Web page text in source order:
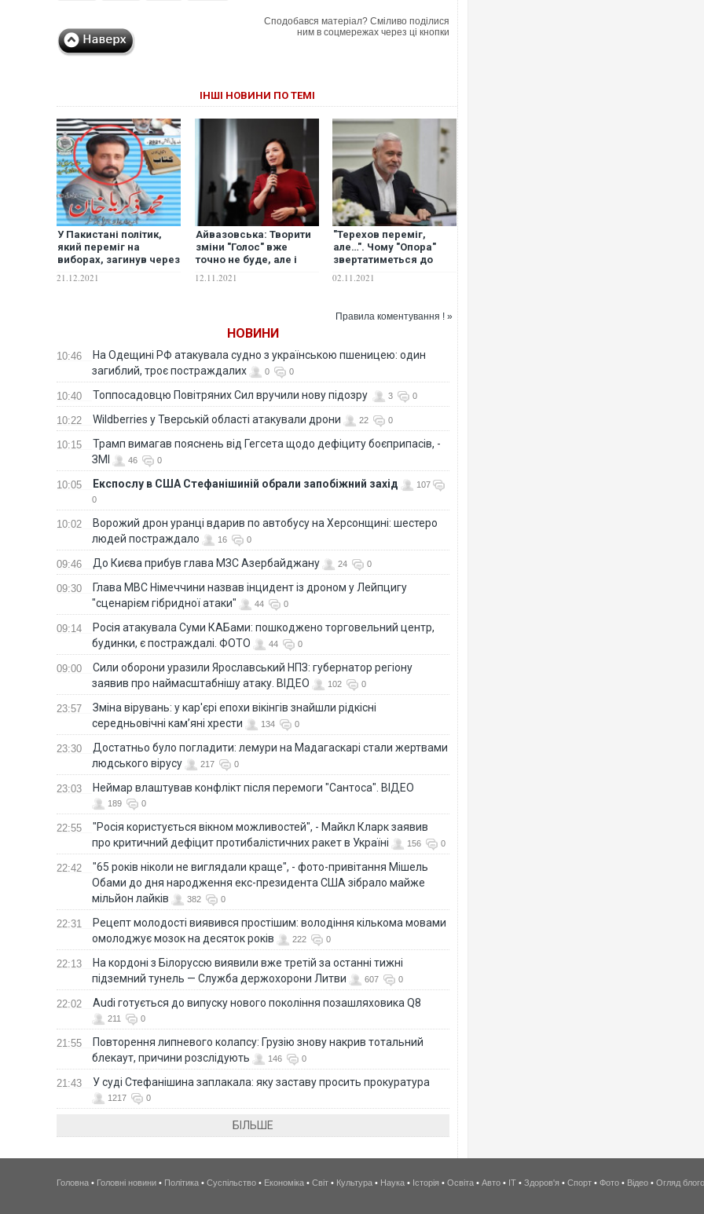
Сподобався матеріал? Сміливо поділися
ним в соцмережах через ці кнопки
ІНШІ НОВИНИ ПО ТЕМІ
У Пакистані політик,
який переміг на
виборах, загинув через
його честь
21.12.2021
Айвазовська: Творити
зміни "Голос" вже
точно не буде, але і
би їм не радила
12.11.2021
"Терехов переміг,
але…". Чому "Опора"
звертатиметься до
Харкові
02.11.2021
Правила коментування ! »
НОВИНИ
10:46
На Одещині РФ атакувала судно з українською пшеницею: один
загиблий, троє постраждалих
0 0
10:40 Топпосадовцю Повітряних Сил вручили нову підозру 3 0
10:22 Wildberries у Тверській області атакували дрони 22 0
10:15
Трамп вимагав пояснень від Гегсета щодо дефіциту боєприпасів, -
ЗМІ
46 0
10:05 Експослу в США Стефанішиній обрали запобіжний захід
107
0
10:02
Ворожий дрон уранці вдарив по автобусу на Херсонщині: шестеро
людей постраждало
16 0
09:46 До Києва прибув глава МЗС Азербайджану 24 0
09:30
Глава МВС Німеччини назвав інцидент із дроном у Лейпцигу
"сценарієм гібридної атаки"
44 0
09:14
Росія атакувала Суми КАБами: пошкоджено торговельний центр,
будинки, є постраждалі. ФОТО
44 0
09:00
Сили оборони уразили Ярославський НПЗ: губернатор регіону
заявив про наймасштабнішу атаку. ВІДЕО
102 0
23:57
Зміна вірувань: у кар'єрі епохи вікінгів знайшли рідкісні
середньовічні кам’яні хрести
134 0
23:30
Достатньо було погладити: лемури на Мадагаскарі стали жертвами
людського вірусу
217 0
23:03 Неймар влаштував конфлікт після перемоги "Сантоса". ВІДЕО
189 0
22:55
"Росія користується вікном можливостей", - Майкл Кларк заявив
про критичний дефіцит протибалістичних ракет в Україні
156 0
22:42
"65 років ніколи не виглядали краще", - фото-привітання Мішель
Обами до дня народження екс-президента США зібрало майже
мільйон лайків
382 0
22:31
Рецепт молодості виявився простішим: володіння кількома мовами
омолоджує мозок на десяток років
222 0
22:13
На кордоні з Білоруссю виявили вже третій за останні тижні
підземний тунель — Служба держохорони Литви
607 0
22:02 Audi готується до випуску нового покоління позашляховика Q8
211 0
21:55
Повторення липневого колапсу: Грузію знову накрив тотальний
блекаут, причини розслідують
146 0
21:43 У суді Стефанішина заплакала: яку заставу просить прокуратура
1217 0
БІЛЬШЕ
торговельний центр, будинки, є
Топпосадовцю Повітряних Сил
Головна • Головні новини • Політика • Суспільство • Економіка • Світ • Культура • Наука • Історія • Освіта • Авто • IT • Здоров'я • Спорт • Фото • Відео • Огляд